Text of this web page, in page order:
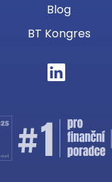
Blog
BT Kongres